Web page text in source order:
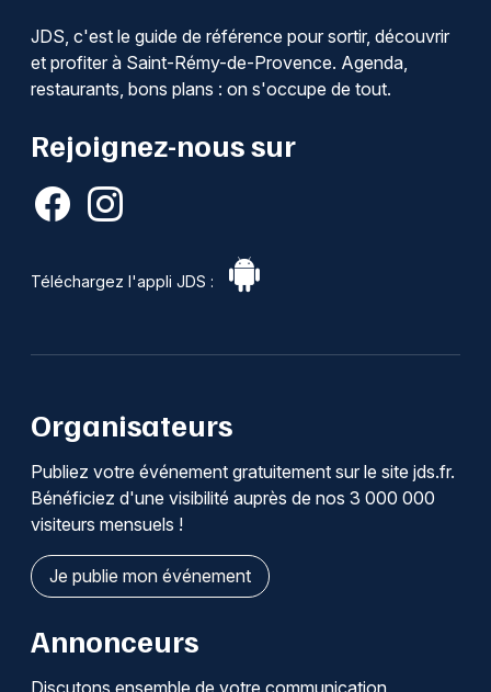
JDS, c'est le guide de référence pour sortir, découvrir
et profiter à Saint-Rémy-de-Provence. Agenda,
restaurants, bons plans : on s'occupe de tout.
Rejoignez-nous sur
Téléchargez l'appli JDS :
Organisateurs
Publiez votre événement gratuitement sur le site jds.fr.
Bénéficiez d'une visibilité auprès de nos 3 000 000
visiteurs mensuels !
Je publie mon événement
Annonceurs